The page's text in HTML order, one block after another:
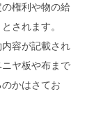
権利や物の給
されます。
容が記載され
ヤ板や布まで
かはさてお